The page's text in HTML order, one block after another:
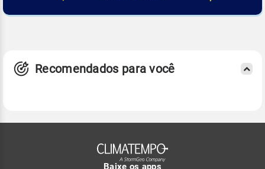
Recomendados para você
Baixe os apps